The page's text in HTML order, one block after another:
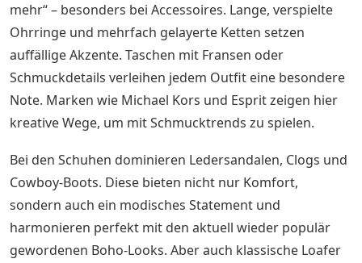
mehr“ – besonders bei Accessoires. Lange, verspielte
Ohrringe und mehrfach gelayerte Ketten setzen
auffällige Akzente. Taschen mit Fransen oder
Schmuckdetails verleihen jedem Outfit eine besondere
Note. Marken wie Michael Kors und Esprit zeigen hier
kreative Wege, um mit Schmucktrends zu spielen.
Bei den Schuhen dominieren Ledersandalen, Clogs und
Cowboy-Boots. Diese bieten nicht nur Komfort,
sondern auch ein modisches Statement und
harmonieren perfekt mit den aktuell wieder populär
gewordenen Boho-Looks. Aber auch klassische Loafer